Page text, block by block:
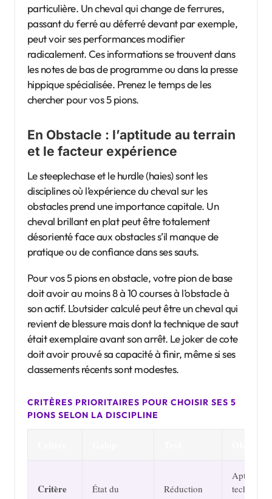
particulière. Un cheval qui change de ferrures,
passant du ferré au déferré devant par exemple,
peut voir ses performances modifier
radicalement. Ces informations se trouvent dans
les notes de bas de programme ou dans la presse
hippique spécialisée. Prenez le temps de les
chercher pour vos 5 pions.
En Obstacle : l’aptitude au terrain
et le facteur expérience
Le steeplechase et le hurdle (haies) sont les
disciplines où l’expérience du cheval sur les
obstacles prend une importance capitale. Un
cheval brillant en plat peut être totalement
désorienté face aux obstacles s’il manque de
pratique ou de confiance dans ses sauts.
Pour vos 5 pions en obstacle, votre pion de base
doit avoir au moins 8 à 10 courses à l’obstacle à
son actif. L’outsider calculé peut être un cheval qui
revient de blessure mais dont la technique de saut
était exemplaire avant son arrêt. Le joker de cote
doit avoir prouvé sa capacité à finir, même si ses
classements récents sont modestes.
CRITÈRES PRIORITAIRES POUR CHOISIR SES 5
PIONS SELON LA DISCIPLINE
Critère
État du
Réduction
Aptitude
technique